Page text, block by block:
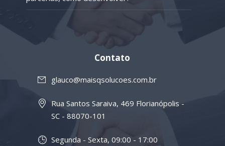
Contato
glauco@maisqsolucoes.com.br
Rua Santos Saraiva, 469 Florianópolis -
SC - 88070-101
Segunda - Sexta, 09:00 - 17:00